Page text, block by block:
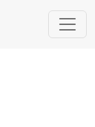
biochar de